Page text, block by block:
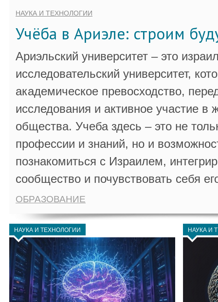
НАУКА И ТЕХНОЛОГИИ
Учёба в Ариэле: строим
Ариэльский университет – это
исследовательский университет,
академическое превосходство,
исследования и активное участие в
общества. Учеба здесь – это не
профессии и знаний, но и
познакомиться с Израилем,
сообщество и почувствовать себя
ОБРАЗОВАНИЕ
НАУКА И ТЕХНОЛОГИИ НАУКА И